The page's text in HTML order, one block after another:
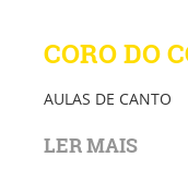
CORO DO
AULAS DE CANTO
LER MAIS